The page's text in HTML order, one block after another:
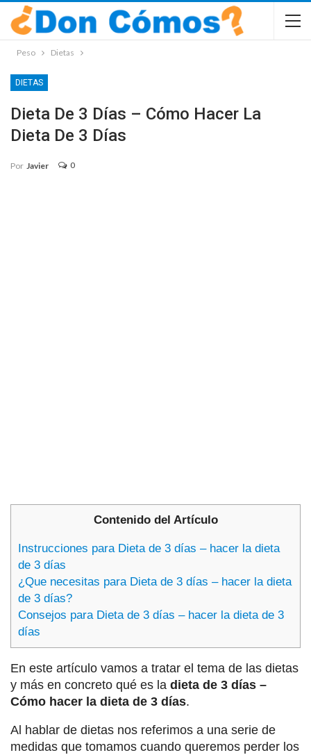
Peso Dietas
DIETAS
Dieta De 3 Días – Cómo Hacer La
Dieta De 3 Días
Por Javier 0
Contenido del Artículo
Instrucciones para Dieta de 3 días – hacer la dieta
de 3 días
¿Que necesitas para Dieta de 3 días – hacer la dieta
de 3 días?
Consejos para Dieta de 3 días – hacer la dieta de 3
días
En este artículo vamos a tratar el tema de las dietas
y más en concreto qué es la dieta de 3 días –
Cómo hacer la dieta de 3 días.
Al hablar de dietas nos referimos a una serie de
medidas que tomamos cuando queremos perder los